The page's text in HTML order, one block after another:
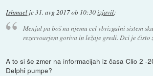
Ishmael je31. avg 2017 ob 10:30izjavil:
Menjal pa boš na njemu cel vbrizgalni sistem
rezervoarjem goriva in ležaje gredi. Dci je čisto
A to si še zmer na informacijah iz časa Clio 2 -
Delphi pumpe?